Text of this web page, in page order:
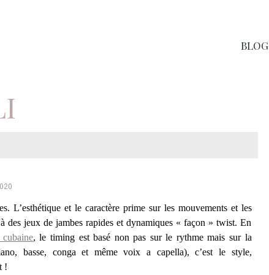
BLOG
L’esthétique et le caractère prime sur les mouvements et les
des jeux de jambes rapides et dynamiques « façon » twist. En
cubaine, le timing est basé non pas sur le rythme mais sur la
basse, conga et même voix a capella), c’est le style,
!